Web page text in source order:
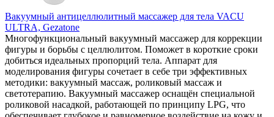
Вакуумный антицеллюлитный массажер для тела VACU
ULTRA, Gezatone
Многофункциональный вакуумный массажер для коррекции
фигуры и борьбы с целлюлитом. Поможет в короткие сроки
добиться идеальных пропорций тела. Аппарат для
моделирования фигуры сочетает в себе три эффективных
методики: вакуумный массаж, роликовый массаж и
светотерапию. Вакуумный массажер оснащён специальной
роликовой насадкой, работающей по принципу LPG, что